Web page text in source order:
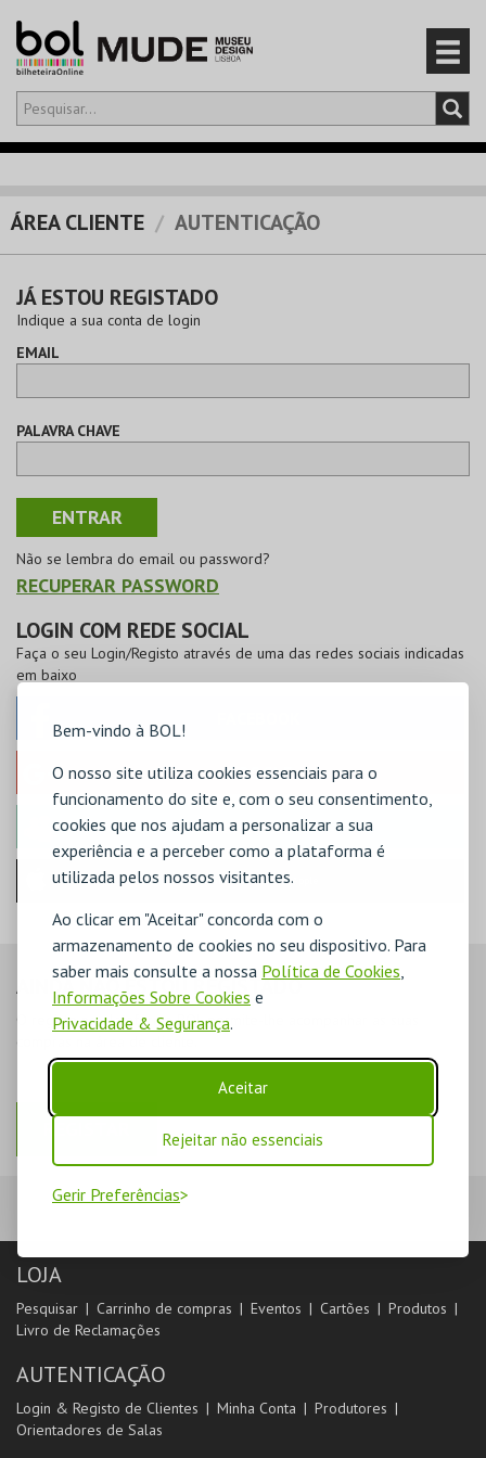
Bem-vindo à BOL!
O nosso site utiliza cookies essenciais para o
funcionamento do site e, com o seu consentimento,
cookies que nos ajudam a personalizar a sua
experiência e a perceber como a plataforma é
utilizada pelos nossos visitantes.
Ao clicar em "Aceitar" concorda com o
armazenamento de cookies no seu dispositivo. Para
saber mais consulte a nossa Política de Cookies,
Informações Sobre Cookies e
Privacidade & Segurança.
Aceitar
Rejeitar não essenciais
Gerir Preferências
Olá,iniciar sessão
EVENTOS
CARTÕES
PRODUTOS
ÁREA CLIENTE AUTENTICAÇÃO
JÁ ESTOU REGISTADO
Indique a sua conta de login
EMAIL
PALAVRA CHAVE
Não se lembra do email ou password?
RECUPERAR PASSWORD
LOGIN COM REDE SOCIAL
Faça o seu Login/Registo através de uma das redes sociais indicadas
em baixo
GOOGLE
MICROSOFT
Iniciar sessão com a Apple
AINDA NÃO ESTOU REGISTADO
O registo na plataforma BOL permite-lhe acompanhar as suas
LOJA
Pesquisar Carrinho de compras Eventos Cartões
Produtos
Livro de Reclamações
AUTENTICAÇÃO
Login & Registo de Clientes Minha Conta
Produtores
Orientadores de Salas